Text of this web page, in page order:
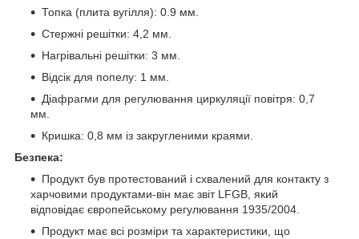
Топка (плита вугілля): 0.9 мм.
Стержні решітки: 4,2 мм.
Нагрівальні решітки: 3 мм.
Відсік для попелу: 1 мм.
Діафрагми для регулювання циркуляції повітря: 0,7
мм.
Кришка: 0,8 мм із закругленими краями.
Безпека:
Продукт був протестований і схвалений для контакту з
харчовими продуктами-він має звіт LFGB, який
відповідає європейському регулювання 1935/2004.
Продукт має всі розміри та характеристики, що